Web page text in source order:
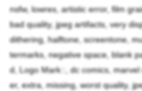
nsfw, lowres, artistic error, film
bad quality, jpeg artifacts, very
dithering, halftone, screentone,
termarks, negative space, blank
d, Logo Mark::, dc comics,
er, extra, missing, worst quality,